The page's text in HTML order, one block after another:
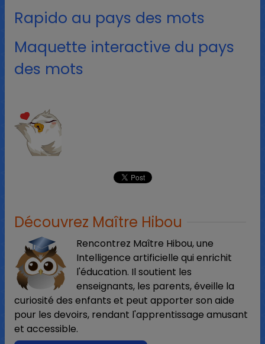
Rapido au pays des mots
Maquette interactive du pays
des mots
Découvrez Maître Hibou
Rencontrez Maître Hibou, une
Intelligence artificielle qui enrichit
l'éducation. Il soutient les
enseignants, les parents, éveille la
curiosité des enfants et peut apporter son aide
pour les devoirs, rendant l'apprentissage amusant
et accessible.